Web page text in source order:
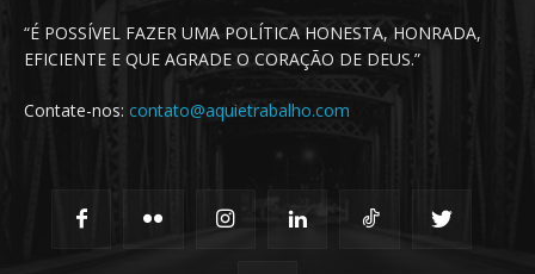
“É POSSÍVEL FAZER UMA POLÍTICA HONESTA, HONRADA,
EFICIENTE E QUE AGRADE O CORAÇÃO DE DEUS.”
Contate-nos: contato@aquietrabalho.com